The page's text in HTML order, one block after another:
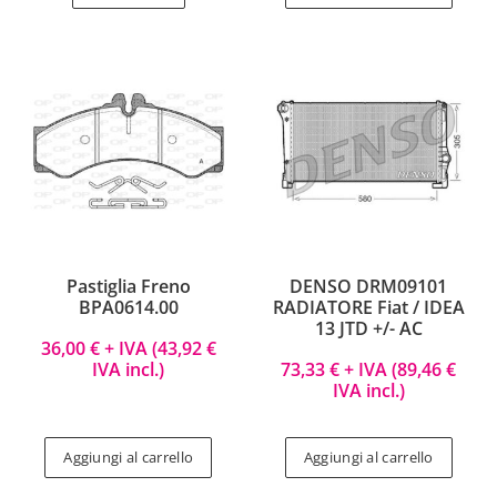
Pastiglia Freno
BPA0614.00
36,00€+ IVA (43,92€
IVA incl.)
Aggiungi al carrello
DENSO DRM09101
RADIATORE Fiat / IDEA
13 JTD +/- AC
73,33€+ IVA (89,46€
IVA incl.)
Aggiungi al carrello